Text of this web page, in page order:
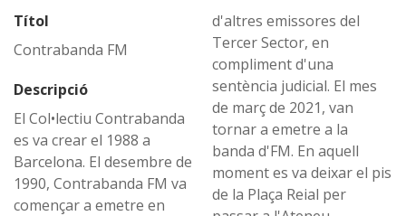
Títol
Contrabanda FM
Descripció
El Col•lectiu Contrabanda
es va crear el 1988 a
Barcelona. El desembre de
1990, Contrabanda FM va
començar a emetre en
d'altres emissores del
Tercer Sector, en
compliment d'una
sentència judicial. El mes
de març de 2021, van
tornar a emetre a la
banda d'FM. En aquell
moment es va deixar el pis
de la Plaça Reial per